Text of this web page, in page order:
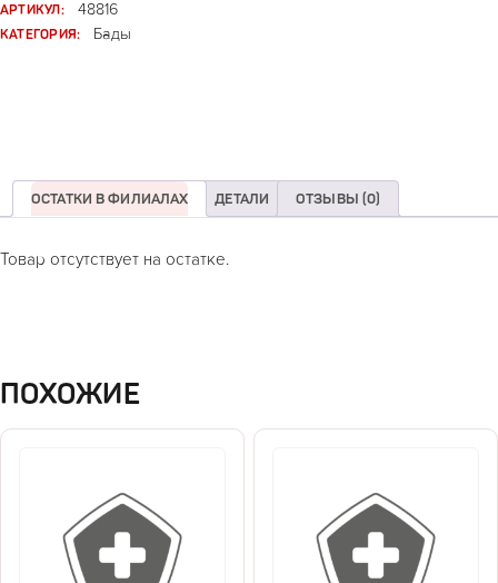
АРТИКУЛ:
48816
КАТЕГОРИЯ:
Бады
ОСТАТКИ В ФИЛИАЛАХ ДЕТАЛИ ОТЗЫВЫ (0)
Товар отсутствует на остатке.
ПОХОЖИЕ